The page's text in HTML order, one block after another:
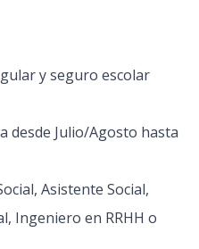
y seguro escolar
desde Julio/Agosto hasta
Asistente Social,
Ingeniero en RRHH o